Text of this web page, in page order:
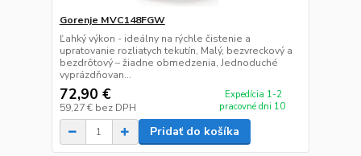
Gorenje MVC148FGW
Ľahký výkon - ideálny na rýchle čistenie a
upratovanie rozliatych tekutín, Malý, bezvreckový a
bezdrôtový – žiadne obmedzenia, Jednoduché
vyprázdňovan...
72,90 €
59,27 € bez DPH
Expedícia 1-2
pracovné dni 10
Pridať do košíka